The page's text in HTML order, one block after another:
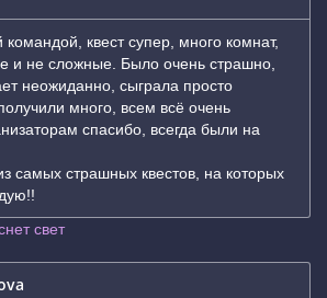
квест супер, много комнат,
и не сложные. Было очень страшно,
неожиданно, сыграла просто
много, всем всë очень
спасибо, всегда были на
самых страшных квестов, на которых
свет